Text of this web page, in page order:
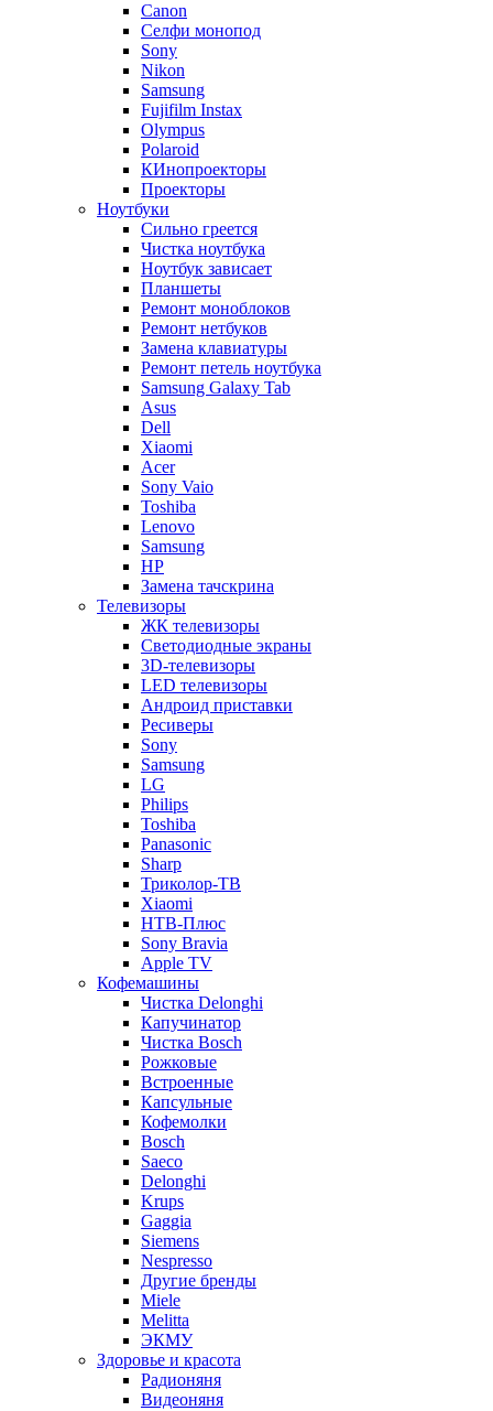
Canon
Селфи монопод
Sony
Nikon
Samsung
Fujifilm Instax
Olympus
Polaroid
КИнопроекторы
Проекторы
Ноутбуки
Сильно греется
Чистка ноутбука
Ноутбук зависает
Планшеты
Ремонт моноблоков
Ремонт нетбуков
Замена клавиатуры
Ремонт петель ноутбука
Samsung Galaxy Tab
Asus
Dell
Xiaomi
Acer
Sony Vaio
Toshiba
Lenovo
Samsung
HP
Замена тачскрина
Телевизоры
ЖК телевизоры
Светодиодные экраны
3D-телевизоры
LED телевизоры
Андроид приставки
Ресиверы
Sony
Samsung
LG
Philips
Toshiba
Panasonic
Sharp
Триколор-ТВ
Xiaomi
НТВ-Плюс
Sony Bravia
Apple TV
Кофемашины
Чистка Delonghi
Капучинатор
Чистка Bosch
Рожковые
Встроенные
Капсульные
Кофемолки
Bosch
Saeco
Delonghi
Krups
Gaggia
Siemens
Nespresso
Другие бренды
Miele
Melitta
ЭКМУ
Здоровье и красота
Радионяня
Видеоняня